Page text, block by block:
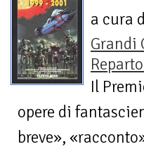
a cura
Grandi
Il
opere di
breve»,